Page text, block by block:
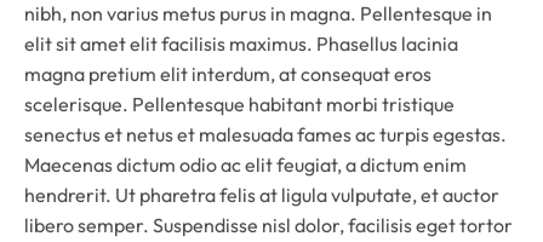
nibh, non varius metus purus in magna. Pellentesque in
elit sit amet elit facilisis maximus. Phasellus lacinia
magna pretium elit interdum, at consequat eros
scelerisque. Pellentesque habitant morbi tristique
senectus et netus et malesuada fames ac turpis egestas.
Maecenas dictum odio ac elit feugiat, a dictum enim
hendrerit. Ut pharetra felis at ligula vulputate, et auctor
libero semper. Suspendisse nisl dolor, facilisis eget tortor